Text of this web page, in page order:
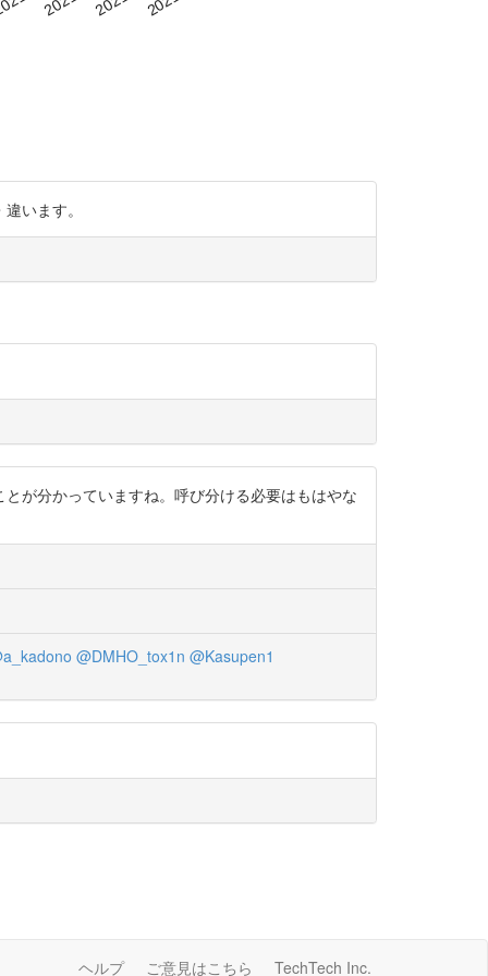
います。
が分かっていますね。呼び分ける必要はもはやな
@DMHO_tox1n @Kasupen1
ヘルプ ご意見はこちら TechTech Inc.